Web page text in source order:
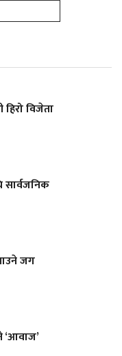
विजेता
सार्वजनिक
जग